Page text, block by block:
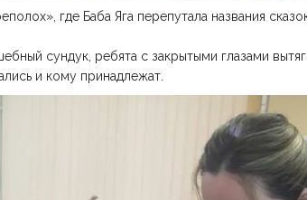
где Баба Яга перепутала названия
сундук, ребята с закрытыми глазами
и кому принадлежат.